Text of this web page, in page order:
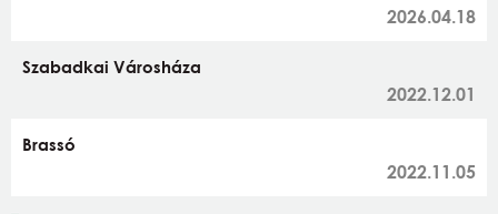
2026.04.18
Szabadkai Városháza
2022.12.01
Brassó
2022.11.05